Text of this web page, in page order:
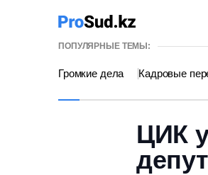
ПОПУЛЯРНЫЕ ТЕМЫ:
Громкие дела Кадровые
ЦИК